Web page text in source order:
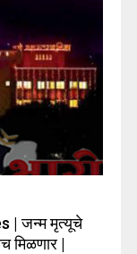
| जन्म मृत्यूचे
मिळणार |